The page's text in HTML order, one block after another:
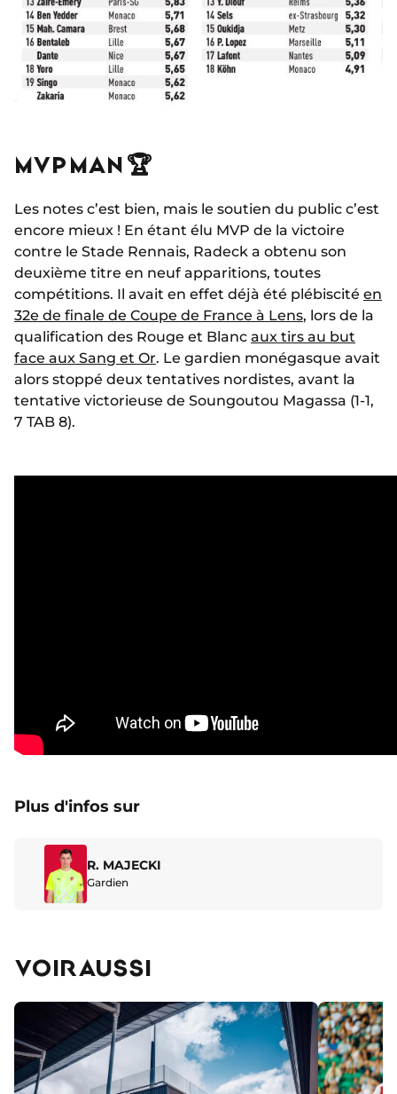
MVP MAN 🏆
Les notes c’est bien, mais le soutien du public c’est
encore mieux ! En étant élu MVP de la victoire
contre le Stade Rennais, Radeck a obtenu son
deuxième titre en neuf apparitions, toutes
compétitions. Il avait en effet déjà été plébiscité en
32e de finale de Coupe de France à Lens, lors de la
qualification des Rouge et Blanc aux tirs au but
face aux Sang et Or. Le gardien monégasque avait
alors stoppé deux tentatives nordistes, avant la
tentative victorieuse de Soungoutou Magassa (1-1,
7 TAB 8).
Plus d'infos sur
R. MAJECKI
Gardien
VOIR AUSSI